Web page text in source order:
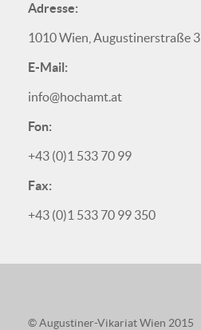
Adresse:
1010 Wien, Augustinerstraße 3
E-Mail:
info@hochamt.at
Fon:
+43 (0)1 533 70 99
Fax:
+43 (0)1 533 70 99 350
© Augustiner-Vikariat Wien 2015